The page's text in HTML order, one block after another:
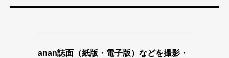
anan誌面（紙版・電子版）などを撮影・